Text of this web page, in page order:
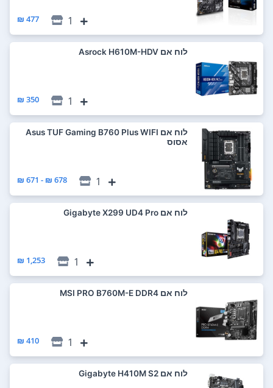
1
477 ₪
לוח אם Asrock H610M-HDV
1
350 ₪
לוח אם Asus TUF Gaming B760 Plus WIFI
אסוס
1
678 ₪ - 671 ₪
לוח אם Gigabyte X299 UD4 Pro
1
1,253 ₪
לוח אם MSI PRO B760M-E DDR4
1
410 ₪
לוח אם Gigabyte H410M S2